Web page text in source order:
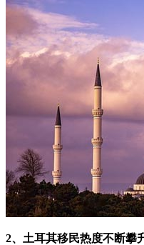
2、土耳其移民热度不断攀